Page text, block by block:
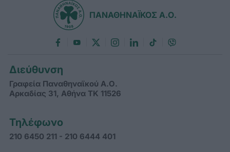
ΠΑΝΑΘΗΝΑΪΚΟΣ Α.Ο.
Διεύθυνση
Γραφεία Παναθηναϊκού Α.Ο.
Αρκαδίας 31, Αθήνα ΤΚ 11526
Τηλέφωνο
210 6450 211 - 210 6444 401